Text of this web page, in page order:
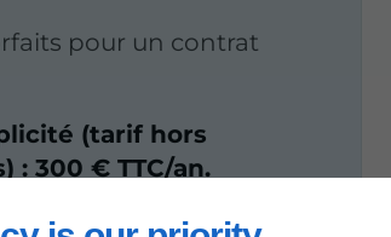
pour un contrat
(tarif hors
300 € TTC/an.
piscine + Forfait